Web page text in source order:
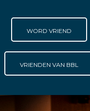
WORD VRIEND
VRIENDEN VAN BBL